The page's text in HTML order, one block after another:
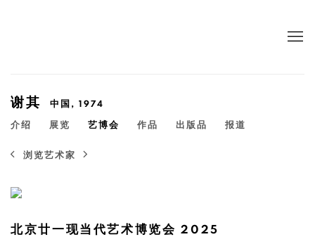
谢其 中国,1974
介绍 展览 艺博会 作品 出版品 报道
浏览艺术家
北京廿一现当代艺术博览会 2025